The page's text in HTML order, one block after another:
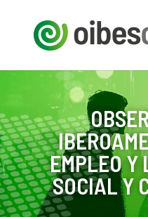
EMPLEO Y
SOCIAL Y